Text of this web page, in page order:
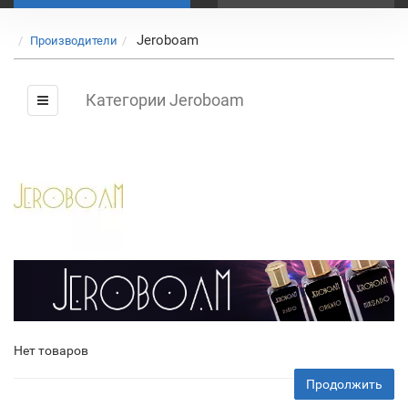
Производители Jeroboam
Категории Jeroboam
Нет товаров
Продолжить